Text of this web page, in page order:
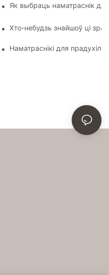
чахла для матраца
Як выбраць наматраснік для
ў Target, і выглядае так,
Хто-небудзь знайшоў ці
вымушаныя пераехаць да
Наматраснікі для